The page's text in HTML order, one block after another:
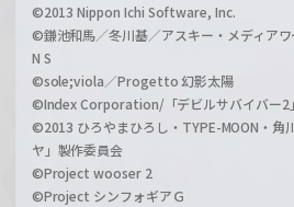
©2013 Nippon Ichi Software, Inc.
©鎌池和馬／冬川基／アスキー・メディアワ
N S
©sole;viola／Progetto 幻影太陽
©Index Corporation/「デビルサバイバー2
©2013 ひろやまひろし・TYPE-MOON・角
ヤ」製作委員会
©Project wooser 2
©Project シンフォギアＧ